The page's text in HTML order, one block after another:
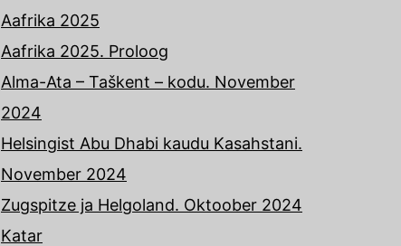
Aafrika 2025
Aafrika 2025. Proloog
Alma-Ata – Taškent – kodu. November
2024
Helsingist Abu Dhabi kaudu Kasahstani.
November 2024
Zugspitze ja Helgoland. Oktoober 2024
Katar